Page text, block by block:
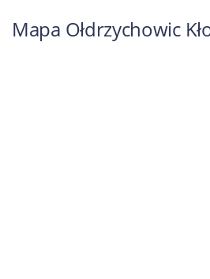
Mapa Ołdrzychowic